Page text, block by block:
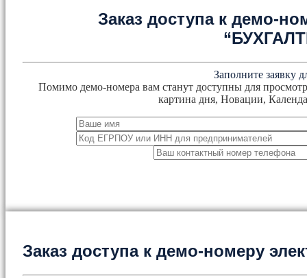
Заказ доступа к демо-
Заполните заявку
Помимо демо-номера вам станут доступны для
картина дня, Новации,
Заказ доступа к демо-номеру